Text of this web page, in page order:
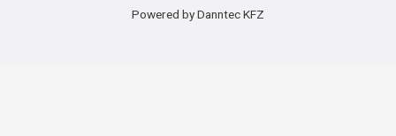
Powered by Danntec KFZ